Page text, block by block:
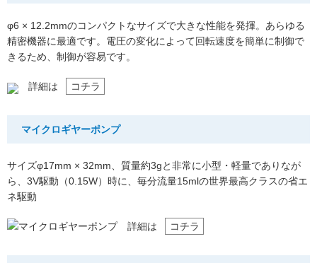
φ6 × 12.2mmのコンパクトなサイズで大きな性能を発揮。あらゆる
精密機器に最適です。電圧の変化によって回転速度を簡単に制御で
きるため、制御が容易です。
詳細は コチラ
マイクロギヤーポンプ
サイズφ17mm × 32mm、質量約3gと非常に小型・軽量でありなが
ら、3V駆動（0.15W）時に、毎分流量15mlの世界最高クラスの省エ
ネ駆動
詳細は コチラ